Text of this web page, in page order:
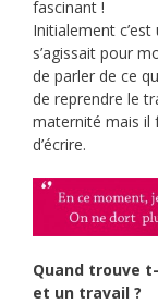
fascinant !
Initialement
s’agissait pour
de parler de ce
de reprendre le
maternité mais il
d’écrire.
Quand trouve
et un travail ?